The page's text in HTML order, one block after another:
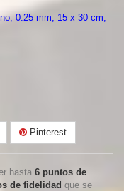
0.25 mm, 15 x 30 cm,
Pinterest
hasta 6 puntos de
de fidelidad que se